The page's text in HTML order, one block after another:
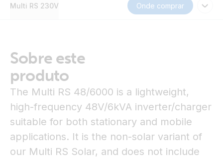
Multi RS 230V Onde comprar
Sobre este
produto
The Multi RS 48/6000 is a lightweight,
high-frequency 48V/6kVA inverter/charger
suitable for both stationary and mobile
applications. It is the non-solar variant of
our Multi RS Solar, and does not include